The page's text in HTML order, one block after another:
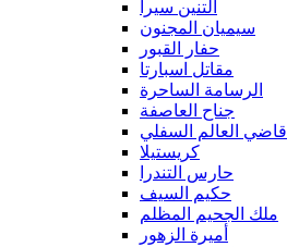
التنين سيرا
سيميان المجنون
حفار القبور
مقاتل اسبارتا
الرسامة الساحرة
جناح العاصفة
قاضي العالم السفلي
كريستيلا
حارس التندرا
حكيم السيف
ملك الجحيم المظلم
أميرة الزهور